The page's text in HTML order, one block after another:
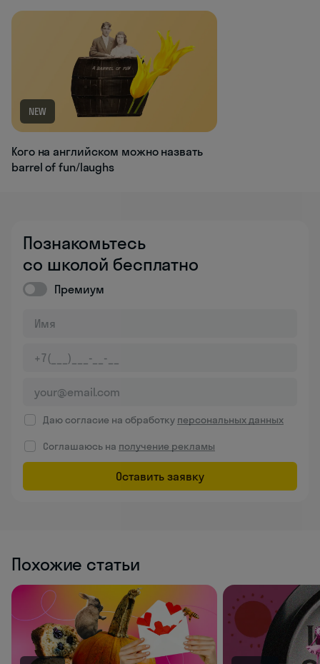
NEW
Кого на английском можно назвать
barrel of fun/laughs
Познакомьтесь
со школой бесплатно
Премиум
Даю согласие на обработку персональных данных
Соглашаюсь на получение рекламы
Оставить заявку
Похожие статьи